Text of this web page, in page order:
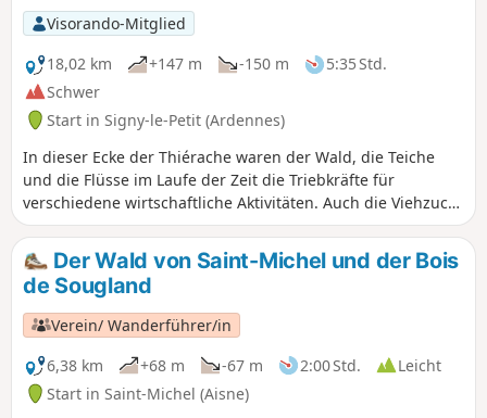
Visorando-Mitglied
18,02 km
+147 m -150 m
5:35 Std.
Schwer
Start in Signy-le-Petit (Ardennes)
In dieser Ecke der Thiérache waren der Wald, die Teiche
und die Flüsse im Laufe der Zeit die Triebkräfte für
verschiedene wirtschaftliche Aktivitäten. Auch die Viehzucht
spielt in dieser Region mit ihrer verstreuten Besiedlung
und ihrer Heckenlandschaft eine wichtige Rolle. Diese
Wanderung kann um fast die Hälfte verkürzt werden. Siehe
Praktische Informationen 21.08.2024: Geänderte
Wanderung.
Der Wald von Saint-Michel und der Bois
de Sougland
Verein/ Wanderführer/in
6,38 km
+68 m -67 m 2:00 Std.
Leicht
Start in Saint-Michel (Aisne)